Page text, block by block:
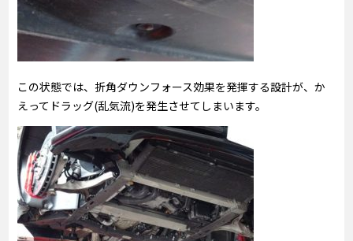
この状態では、折角ダウンフォース効果を発揮する設計が、か
えってドラッグ(乱気流)を発生させてしまいます。